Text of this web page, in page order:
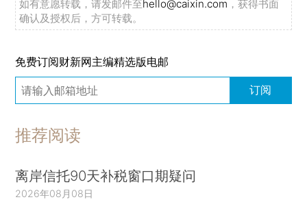
如有意愿转载，请发邮件至hello@caixin.com ，获得书面
确认及授权后，方可转载。
免费订阅财新网主编精选版电邮
订阅
推荐阅读
离岸信托90天补税窗口期疑问
2026年08月08日